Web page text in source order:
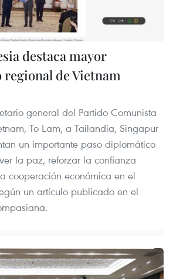
destaca mayor
de Vietnam
general del Partido Comunista
To Lam, a Tailandia, Singapur
un importante paso diplomático
la paz, reforzar la confianza
cooperación económica en el
un artículo publicado en el